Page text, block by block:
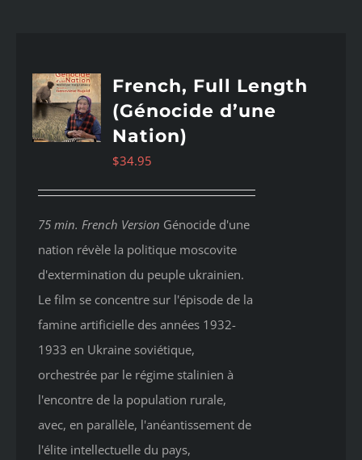
French, Full Length
(Génocide d’une
Nation)
$34.95
75 min. French Version Génocide d'une
nation révèle la politique moscovite
d'extermination du peuple ukrainien.
Le film se concentre sur l'épisode de la
famine artificielle des années 1932-
1933 en Ukraine soviétique,
orchestrée par le régime stalinien à
l'encontre de la population rurale,
avec, en parallèle, l'anéantissement de
l'élite intellectuelle du pays,